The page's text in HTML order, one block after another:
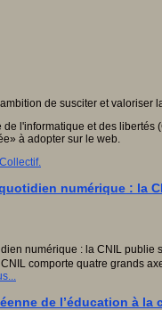
de susciter et valoriser
l'informatique et des
à adopter sur le web.
Collectif.
numérique : la
comporte quatre grands
de l’éducation à